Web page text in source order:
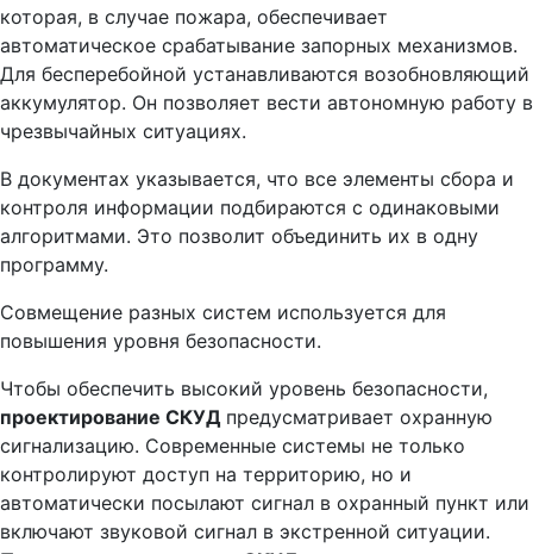
которая, в случае пожара, обеспечивает
автоматическое срабатывание запорных механизмов.
Для бесперебойной устанавливаются возобновляющий
аккумулятор. Он позволяет вести автономную работу в
чрезвычайных ситуациях.
В документах указывается, что все элементы сбора и
контроля информации подбираются с одинаковыми
алгоритмами. Это позволит объединить их в одну
программу.
Совмещение разных систем используется для
повышения уровня безопасности.
Чтобы обеспечить высокий уровень безопасности,
проектирование СКУД предусматривает охранную
сигнализацию. Современные системы не только
контролируют доступ на территорию, но и
автоматически посылают сигнал в охранный пункт или
включают звуковой сигнал в экстренной ситуации.